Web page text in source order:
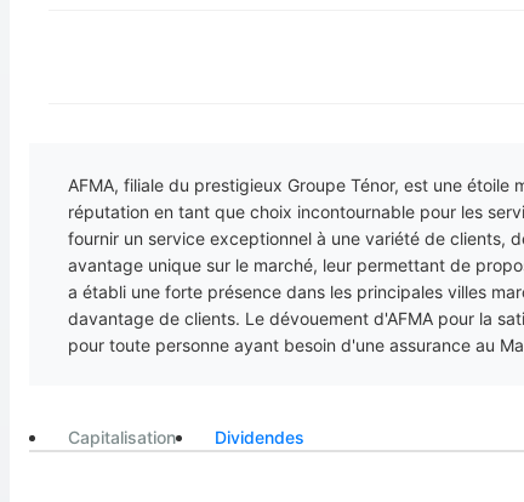
AFMA, filiale du prestigieux Groupe Ténor, est une
réputation en tant que choix incontournable pour les
fournir un service exceptionnel à une variété de clients,
avantage unique sur le marché, leur permettant de
a établi une forte présence dans les principales villes
davantage de clients. Le dévouement d'AFMA pour la
pour toute personne ayant besoin d'une assurance au
Capitalisation Dividendes